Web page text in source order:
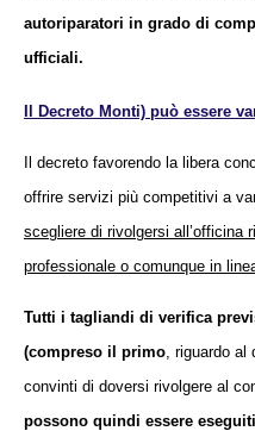
autoriparatori in grado di
ufficiali.
Il Decreto Monti) può essere
Il decreto favorendo la libera
offrire servizi più competitivi a
scegliere di rivolgersi all’officina
professionale o comunque in
Tutti i tagliandi di verifica
(compreso il primo, riguardo al
convinti di doversi rivolgere al
possono quindi essere